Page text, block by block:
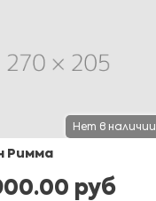
Нет в наличии
Римма
руб